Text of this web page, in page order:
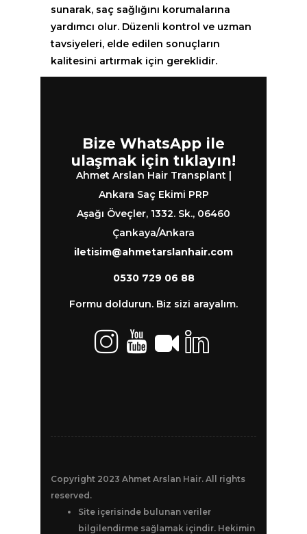
sunarak, saç sağlığını korumalarına
yardımcı olur. Düzenli kontrol ve uzman
tavsiyeleri, elde edilen sonuçların
kalitesini artırmak için gereklidir.
Bize WhatsApp ile
ulaşmak için tıklayın!
Ahmet Arslan Hair Transplant |
Ankara Saç Ekimi PRP
Aşağı Öveçler, 1332. Sk., 06460
Çankaya/Ankara
iletisim@ahmetarslanhair.com
0530 729 06 88
Formu doldurun. Biz sizi arayalım.
Copyright 2023 Ahmet Arslan Hair. All rights
reserved.
Site içerisinde bulunan veriler
bilgilendirme sağlamak içindir. Hekimin